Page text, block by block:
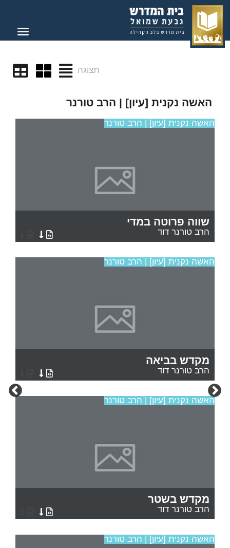
תצוגה
האשה נקנית [עיון] | הרב טורנר
האשה נקנית [עיון] | הרב טורנר
שווה פרוטה במדי
הרב טורנר דוד
האשה נקנית [עיון] | הרב טורנר
מקדש בביאה
הרב טורנר דוד
האשה נקנית [עיון] | הרב טורנר
מקדש בשטר
הרב טורנר דוד
האשה נקנית [עיון] | הרב טורנר